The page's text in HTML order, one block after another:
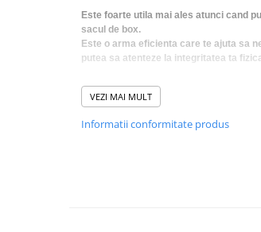
Electrocasnice
Incubatoare oua
Mori cereale si furaje
ELECTRONICE
Baterii telefoane
Este foarte utila mai ales atunci cand
sacul de box.
Este o arma eficienta care te ajuta sa
putea sa atenteze la integritatea ta
VEZI MAI MULT
Informatii conformitate produs